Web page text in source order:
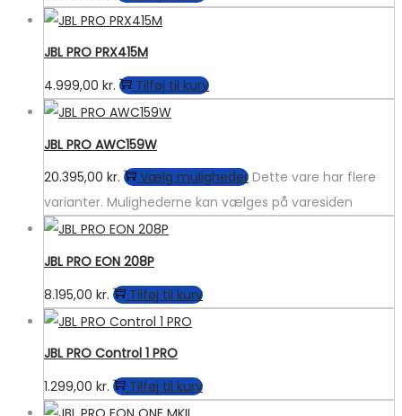
JBL PRO PRX415M
4.999,00 kr. Tilføj til kurv
JBL PRO AWC159W
20.395,00 kr. Vælg muligheder Dette vare har flere
varianter. Mulighederne kan vælges på varesiden
JBL PRO EON 208P
8.195,00 kr. Tilføj til kurv
JBL PRO Control 1 PRO
1.299,00 kr. Tilføj til kurv